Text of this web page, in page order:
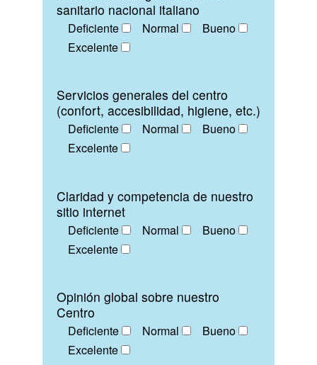
sanitario nacional italiano
Deficiente Normal
Bueno
Excelente
Servicios generales del centro
(confort, accesibilidad, higiene, etc.)
Deficiente Normal
Bueno
Excelente
Claridad y competencia de nuestro
sitio internet
Deficiente Normal
Bueno
Excelente
Opinión global sobre nuestro
Centro
Deficiente Normal
Bueno
Excelente